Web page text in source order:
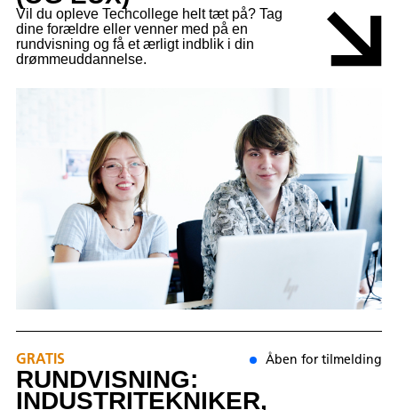
Vil du opleve Techcollege helt tæt på? Tag
dine forældre eller venner med på en
rundvisning og få et ærligt indblik i din
drømmeuddannelse.
GRATIS Åben for tilmelding
RUNDVISNING:
INDUSTRITEKNIKER,